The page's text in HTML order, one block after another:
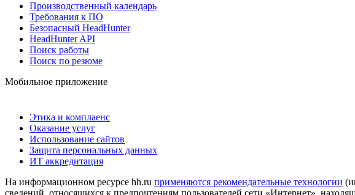
Производственный календарь
Требования к ПО
Безопасный HeadHunter
HeadHunter API
Поиск работы
Поиск по резюме
Мобильное приложение
Этика и комплаенс
Оказание услуг
Использование сайтов
Защита персональных данных
ИТ аккредитация
На информационном ресурсе hh.ru применяются рекомендательные технологии